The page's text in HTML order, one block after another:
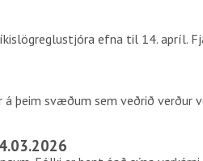
efna til 14.
þeim svæðum sem veðrið verður